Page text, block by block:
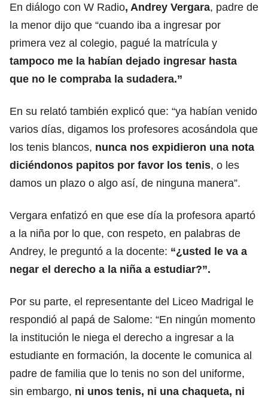
En diálogo con W Radio, Andrey Vergara, padre de
la menor dijo que “cuando iba a ingresar por
primera vez al colegio, pagué la matrícula y
tampoco me la habían dejado ingresar hasta
que no le compraba la sudadera.”
En su relató también explicó que: “ya habían venido
varios días, digamos los profesores acosándola que
los tenis blancos, nunca nos expidieron una nota
diciéndonos papitos por favor los tenis, o les
damos un plazo o algo así, de ninguna manera”.
Vergara enfatizó en que ese día la profesora apartó
a la niña por lo que, con respeto, en palabras de
Andrey, le preguntó a la docente: “¿usted le va a
negar el derecho a la niña a estudiar?”.
Por su parte, el representante del Liceo Madrigal le
respondió al papá de Salome: “En ningún momento
la institución le niega el derecho a ingresar a la
estudiante en formación, la docente le comunica al
padre de familia que lo tenis no son del uniforme,
sin embargo, ni unos tenis, ni una chaqueta, ni